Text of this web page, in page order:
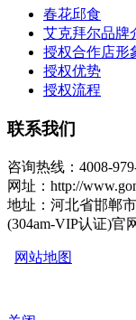
春花邱食
艾克拜尔品牌
授权合作店形
授权优势
授权流程
联系我们
咨询热线：4008-
网址：http://
地址：河北省邯郸
(304am-VIP认证)官
网站地图